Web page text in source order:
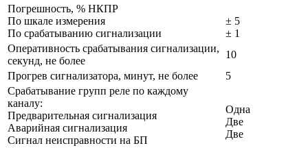
Погрешность, % НКПР
По шкале измерения
По срабатыванию сигнализации
± 5
± 1
Оперативность срабатывания сигнализации,
секунд, не более
10
Прогрев сигнализатора, минут, не более
5
Срабатывание групп реле по каждому
каналу:
Предварительная сигнализация
Аварийная сигнализация
Сигнал неисправности на БП
Одна
Две
Две